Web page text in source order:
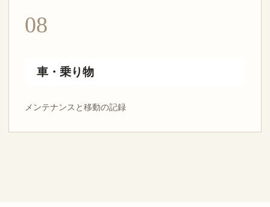
08
車・乗り物
メンテナンスと移動の記録